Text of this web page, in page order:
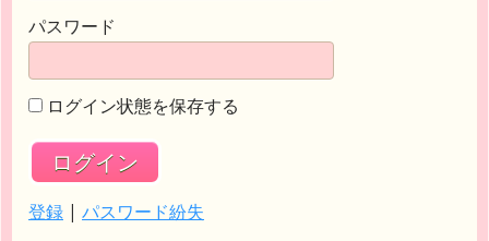
パスワード
ログイン状態を保存する
登録 | パスワード紛失